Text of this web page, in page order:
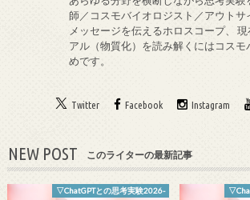
師／コスモバイオロジスト／アウトサ
メッセージを伝えるホロスコープ、
アル（物質化）を読み解くにはコス
めです。
Twitter Facebook Instagram
NEW POST このライターの最新記事
▽ChatGPTとの思考実験2026-